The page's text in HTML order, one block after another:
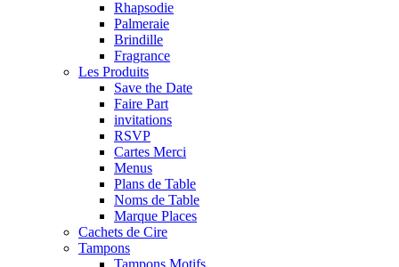
Rhapsodie
Palmeraie
Brindille
Fragrance
Les Produits
Save the Date
Faire Part
invitations
RSVP
Cartes Merci
Menus
Plans de Table
Noms de Table
Marque Places
Cachets de Cire
Tampons
Tampons Motifs